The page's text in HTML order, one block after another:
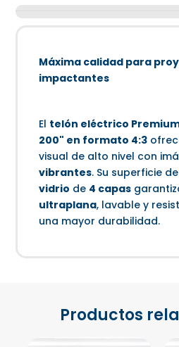
Máxima calidad para
impactantes
El telón eléctrico
200" en formato 4:3
visual de alto nivel con
vibrantes. Su superficie de
vidrio de 4 capas
ultraplana, lavable y
una mayor durabilidad.
Productos